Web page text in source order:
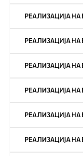
РЕАЛИЗАЦИЈА
РЕАЛИЗАЦИЈА
РЕАЛИЗАЦИЈА
РЕАЛИЗАЦИЈА НА
РЕАЛИЗАЦИЈА НА
РЕАЛИЗАЦИЈА НА